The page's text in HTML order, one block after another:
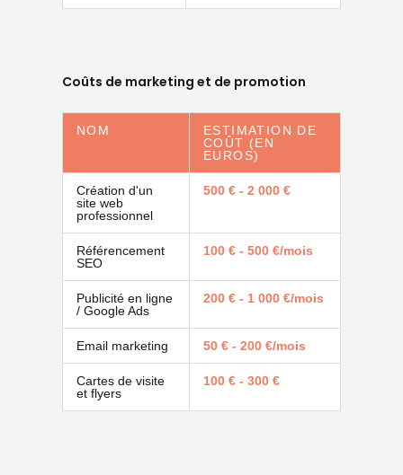
Coûts de marketing et de promotion
NOM
ESTIMATION DE
COÛT (EN
EUROS)
Création d'un
site web
professionnel
500 € - 2 000 €
Référencement
SEO
100 € - 500 €/mois
Publicité en ligne
/ Google Ads
200 € - 1 000 €/mois
Email marketing 50 € - 200 €/mois
Cartes de visite
et flyers
100 € - 300 €